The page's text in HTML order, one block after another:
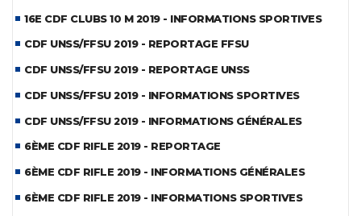
16E CDF CLUBS 10 M 2019 - INFORMATIONS SPORTIVES
CDF UNSS/FFSU 2019 - REPORTAGE FFSU
CDF UNSS/FFSU 2019 - REPORTAGE UNSS
CDF UNSS/FFSU 2019 - INFORMATIONS SPORTIVES
CDF UNSS/FFSU 2019 - INFORMATIONS GÉNÉRALES
6ÈME CDF RIFLE 2019 - REPORTAGE
6ÈME CDF RIFLE 2019 - INFORMATIONS GÉNÉRALES
6ÈME CDF RIFLE 2019 - INFORMATIONS SPORTIVES